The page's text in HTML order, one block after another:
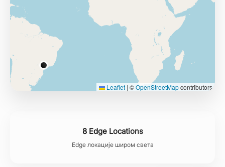
Leaflet | ©OpenStreetMapcontributors
8 Edge Locations
Edge локације широм света